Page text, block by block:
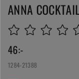
ANNA
46:-
1284-21388